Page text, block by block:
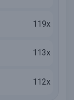
119x
113x
112x